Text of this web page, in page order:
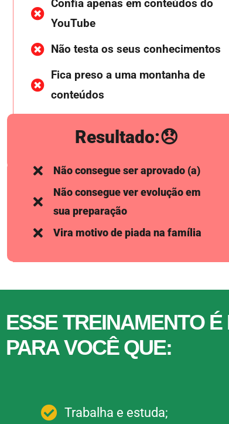
Confia apenas em conteúdos do
YouTube
Não testa os seus conhecimentos
Fica preso a uma montanha de
conteúdos
Resultado:😞
Não consegue ser aprovado (a)
Não consegue ver evolução em
sua preparação
Vira motivo de piada na família
ESSE TREINAMENTO
PARA VOCÊ QUE:
Trabalha e estuda;